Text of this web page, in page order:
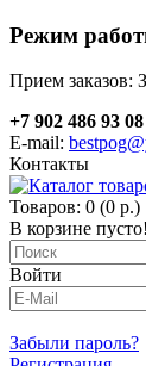
Режим
Прием заказов:
+7 902 486 93 08
E-mail:
Контакты
Товаров: 0 (0 р.)
В корзине пусто!
Войти
Забыли пароль?